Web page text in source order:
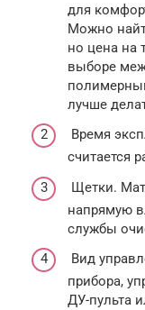
для
Можно
но цена на
выборе
лучше
Время
считается
Щетки.
напрямую
службы
Вид
прибора,
ДУ-пульта